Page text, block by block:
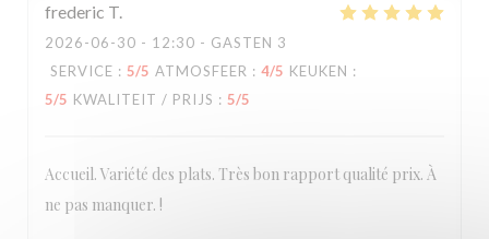
frederic T
2026-06-30 - 12:30 - GASTEN 3
SERVICE : 5/5 ATMOSFEER : 4/5 KEUKEN :
5/5 KWALITEIT / PRIJS : 5/5
Accueil. Variété des plats. Très bon rapport qualité prix. À
ne pas manquer. !